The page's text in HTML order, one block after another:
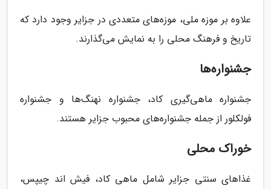
علاوه بر موزه ملی، موزه‌های متعددی در جزایر وجود دارد که
تاریخ و فرهنگ محلی را به نمایش می‌گذارند.
جشنواره‌ها
جشنواره ماهی‌گیری کاد، جشنواره نهنگ‌ها و جشنواره
فولکلور از جمله جشنواره‌های محبوب جزایر هستند.
خوراک محلی
غذاهای سنتی جزایر شامل ماهی کاد، فیش اند چیپس،